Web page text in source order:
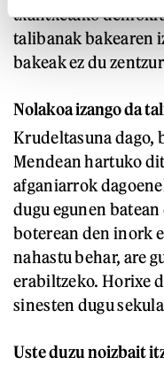
txantxetako
talibanak bakearen
bakeak ez du
Nolakoa izango da
Krudeltasuna dago,
Mendean hartuko
afganiarrok
dugu egunen
boterean den inork
nahastu behar, are
erabiltzeko. Horixe
sinesten dugu
Uste duzu noizbait